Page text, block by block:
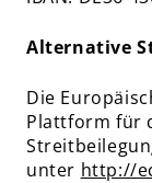
Alternative
Die
Plattform für
unter http://